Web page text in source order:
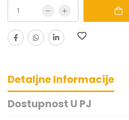
Detaljne Informacije
Dostupnost U PJ